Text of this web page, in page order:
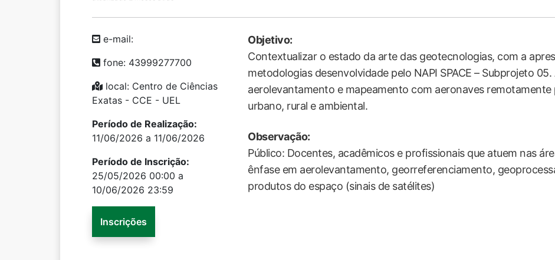
e-mail:
fone: 43999277700
local: Centro de Ciências
Exatas - CCE - UEL
Período de Realização:
11/06/2026 a 11/06/2026
Período de Inscrição:
25/05/2026 00:00 a
10/06/2026 23:59
Inscrições
Objetivo:
Contextualizar o estado da arte das geotecnologias, com a
metodologias desenvolvidade pelo NAPI SPACE – Subprojeto
aerolevantamento e mapeamento com aeronaves
urbano, rural e ambiental.
Observação:
Público: Docentes, acadêmicos e profissionais que atuem nas
ênfase em aerolevantamento, georreferenciamento,
produtos do espaço (sinais de satélites)